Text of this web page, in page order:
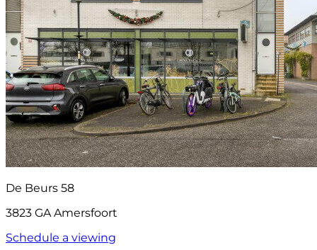
De Beurs 58
3823 GA Amersfoort
Schedule a viewing